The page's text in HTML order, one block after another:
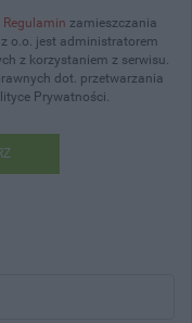
Regulamin zamieszczania
z o.o. jest administratorem
z korzystaniem z serwisu.
dot. przetwarzania
Prywatności.